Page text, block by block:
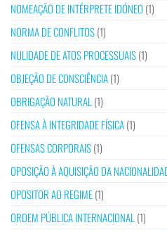
NOMEAÇÃO DE INTÉRPRETE IDÓNEO (1)
NORMA DE CONFLITOS(1)
NULIDADE DE ATOS PROCESSUAIS(1)
OBJEÇÃO DE CONSCIÊNCIA(1)
OBRIGAÇÃO NATURAL (1)
OFENSA À INTEGRIDADE FÍSICA(1)
OFENSAS CORPORAIS(1)
OPOSIÇÃO À AQUISIÇÃO DA
OPOSITOR AO REGIME(1)
ORDEM PÚBLICA INTERNACIONAL (1)